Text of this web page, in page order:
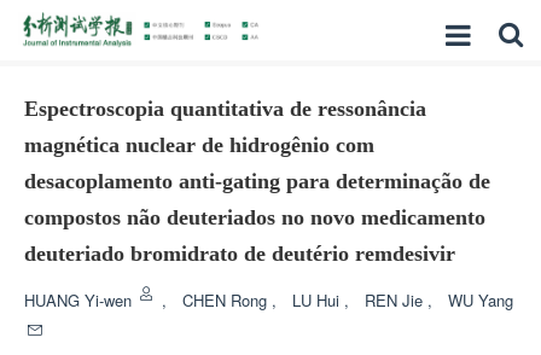
Espectroscopia quantitativa de ressonância
magnética nuclear de hidrogênio com
desacoplamento anti-gating para determinação de
compostos não deuteriados no novo medicamento
deuteriado bromidrato de deutério remdesivir
HUANG Yi-wen , CHEN Rong , LU Hui , REN Jie , WU Yang